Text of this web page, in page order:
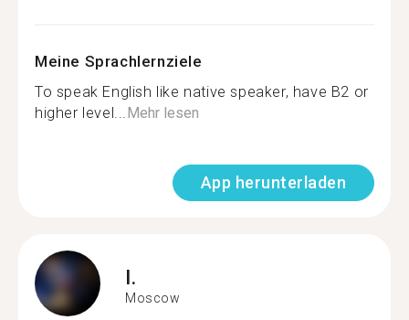
Meine Sprachlernziele
To speak English like native speaker, have B2 or
higher level...Mehr lesen
App herunterladen
I.
Moscow